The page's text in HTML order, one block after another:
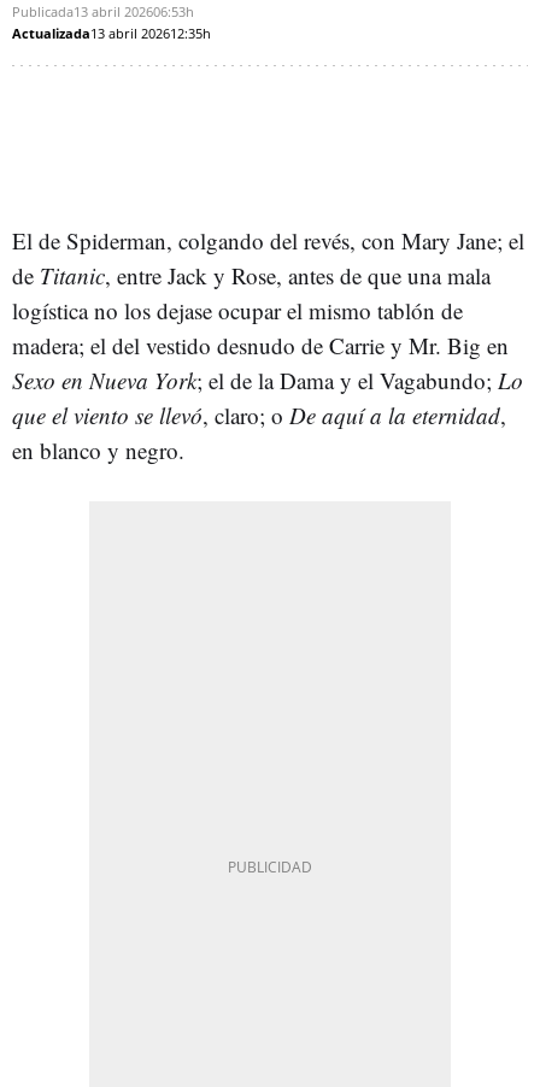
Publicada13 abril 202606:53h
Actualizada13 abril 202612:35h
El de Spiderman, colgando del revés, con Mary Jane; el
de Titanic, entre Jack y Rose, antes de que una mala
logística no los dejase ocupar el mismo tablón de
madera; el del vestido desnudo de Carrie y Mr. Big en
Sexo en Nueva York; el de la Dama y el Vagabundo; Lo
que el viento se llevó, claro; o De aquí a la eternidad,
en blanco y negro.